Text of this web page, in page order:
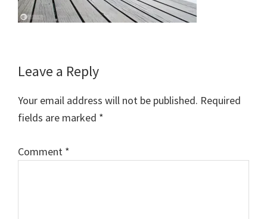
Reader
Interactions
Leave a Reply
Your email address will not be published. Required
fields are marked *
Comment *